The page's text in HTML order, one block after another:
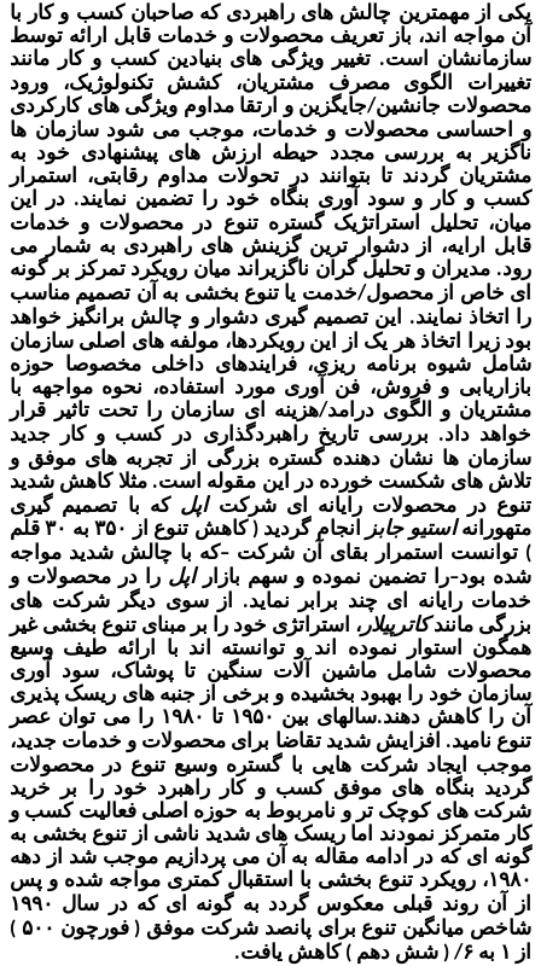
چالش های راهبردی که صاحبان کسب و کار با
اند، باز تعریف محصولات و خدمات قابل ارا ئه توسط
است.تغییر ویژگی های بنیادین کسب و کار مانند
الگوی مصرف مشتریان، کشش تکنولوژی
ک، ورود
جانشین/ جایگزین و ارتقا مداوم ویژگی های کارکردی
محصولات و خدمات، موجب می شود سازمان ها
به بررسی مجدد حیطه ارزش های پیشنهادی خود به
گردند تا بتوانند در تحولات مداوم رقابتی،استمرار
و سود آوری بنگاه خود را تضمین نمایند.در این
استراتژیک گستره تنوع در محصولات و خدمات
،از دشوار ترین گزینش های راهبردی به شمار می
و تحلیل گران ناگزیراند میانرویکردتمرکز بر گونه
از محصول /خدمت یا تنوع بخشیبهآن تصمیم مناسب
.این تصمیم گیری دشوار و چالش برانگیز خواهد
اتخاذ هر یک از این رویکردها، مولفه های اصلی سازمان
برنامه ریزی، فرایندهای داخلی مخصوصا حوزه
و فروش، فن آوری مورد استفاده، نحوه مواجهه با
و الگوی درامد/هزینهایسازمان را تحت تاثیر قرار
. بررسی تاریخ راهبردگذاری در کسب و کار جدید
ها نشان دهنده گستره بزرگی از تجربه های موفق و
شکست خورده در این مقوله است.مثلا کاهش شدید
محصولاترایانه ای شرکتاپل کهبا تصمیم گیری
استیو جابزانجام گردید (کاهش تنوع از۳۵۰ به۳۰ قلم
استمرار بقای آن شرکت –که با چالش شدید مواجه
–را تضمین نموده و سهم بازاراپل را در محصولات و
ای چند برابر نماید .از سوی دیگر شرکت های
کاترپیلار، استراتژی خود را بر مبنای تنوع بخشی غیر
نموده اند و توانسته اند با ارائه طیف وسیع
شامل ماشین آلات سنگین تا پوشاک، سود آوری
را بهبود بخشیده و برخی از جنبه های ریسک پذیری
دهند.سالهای بین۱۹۵۰ تا ۱۹۸۰ را می توان عصر
. افزایش شدیدتقاضا برای محصولات و خدمات جدید،
شرکت هایی با گستره وسیع تنوع در محصولات
های موفق کسب و کار راهبرد خود را بر خرید
کوچک تر و نامربوط به حوزه اصلی فعالیت کسب و
نمودند اما ریسک های شدیدناشی از تنوع بخشی به
که در ادامه مقاله به آن می پردازیم موجب شد از دهه
تنوع بخشی با استقبال کمتریمواجه شده وپس
قبلی معکوس گرددبه گونه ای که در سال۱۹۹۰
تنوع برای پانصد شرکت موفق( فورچون۵۰۰ )
شش دهم)کاهش یافت.